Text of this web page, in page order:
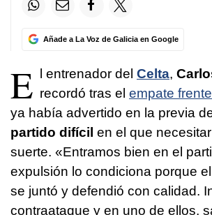
Añade a La Voz de Galicia en Google
E l entrenador del Celta,
recordó tras el empate
ya había advertido en la previa
partido difícil en el que
suerte. «Entramos bien en el
expulsión lo condiciona porque
se juntó y defendió con calidad.
contraataque y en uno de ellos,